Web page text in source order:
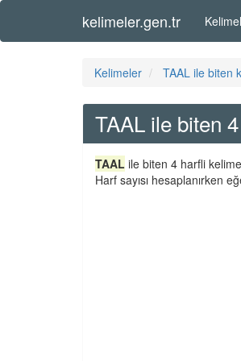
kelimeler.gen.tr
Kelimeler TAAL ile biten
TAAL ile biten
TAAL ile biten 4 harfli
Harf sayısı hesaplanırken